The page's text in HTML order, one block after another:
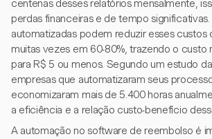
centenas desses relatórios mensalmente,
perdas financeiras e de tempo
automatizadas podem reduzir esses custos
muitas vezes em 60-80%, trazendo o custo
para R$ 5 ou menos. Segundo um estudo
empresas que automatizaram seus
economizaram mais de 5.400 horas
a eficiência e a relação custo-benefício
A automação no software de reembolso é